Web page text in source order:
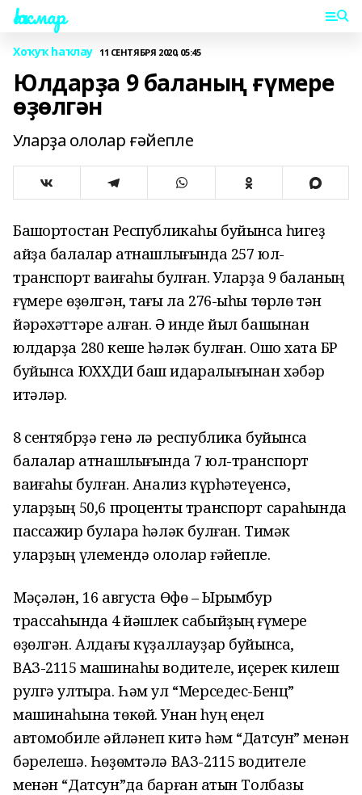
Һаҡмар
Хоҡуҡ һаҡлау 11 СЕНТЯБРЯ 2020, 05:45
Юлдарҙа 9 баланың ғүмере
өҙөлгән
Уларҙа ололар ғәйепле
Башҡортостан Республикаһы буйынса һигеҙ
айҙа балалар ҡатнашлығында 257 юл-
транспорт ваҡиғаһы булған. Уларҙа 9 баланың
ғүмере өҙөлгән, тағы ла 276-ыһы төрлө тән
йәрәхәттәре алған. Ә инде йыл башынан
юлдарҙа 280 кеше һәләк булған. Ошо хаҡта БР
буйынса ЮХХДИ баш идаралығынан хәбәр
итәләр.
8 сентябрҙә генә лә республика буйынса
балалар ҡатнашлығында 7 юл-транспорт
ваҡиғаһы булған. Анализ күрһәтеүенсә,
уларҙың 50,6 проценты транспорт сараһында
пассажир булараҡ һәләк булған. Тимәк
уларҙың үлемендә ололар ғәйепле.
Мәҫәлән, 16 августа Өфө – Ырымбур
трассаһында 4 йәшлек сабыйҙың ғүмере
өҙөлгән. Алдағы күҙаллауҙар буйынса,
ВАЗ-2115 машинаһы водителе, иҫерек килеш
рулгә ултыра. Һәм ул “Мерседес-Бенц”
машинаһына төкөй. Унан һуң еңел
автомобиле әйләнеп китә һәм “Датсун” менән
бәрелешә. Һөҙөмтәлә ВАЗ-2115 водителе
менән “Датсун”да барған ҡатын Толбазы